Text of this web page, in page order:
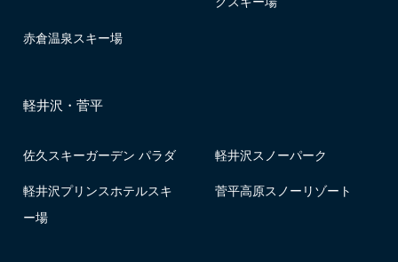
赤倉温泉スキー場
軽井沢・菅平
佐久スキーガーデン パラダ 軽井沢スノーパーク
軽井沢プリンスホテルスキ
ー場
菅平高原スノーリゾート